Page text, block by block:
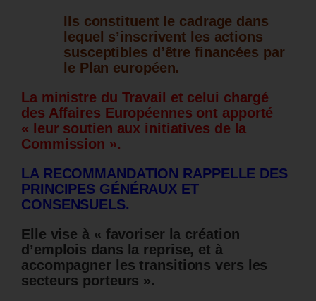
Ils constituent le cadrage dans
lequel s’inscrivent les actions
susceptibles d’être financées par
le Plan européen.
La ministre du Travail et celui chargé
des Affaires Européennes ont apporté
« leur soutien aux initiatives de la
Commission ».
LA RECOMMANDATION RAPPELLE DES
PRINCIPES GÉNÉRAUX ET
CONSENSUELS.
Elle vise à « favoriser la création
d’emplois dans la reprise, et à
accompagner les transitions vers les
secteurs porteurs ».